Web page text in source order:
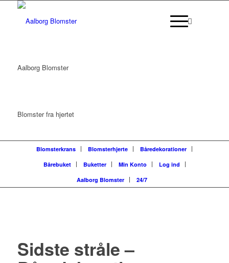
Aalborg Blomster
Blomster fra hjertet
Blomsterkrans Blomsterhjerte
Båredekorationer
Bårebuket
Buketter Min Konto
Log ind
Aalborg Blomster
24/7
Sidste stråle –